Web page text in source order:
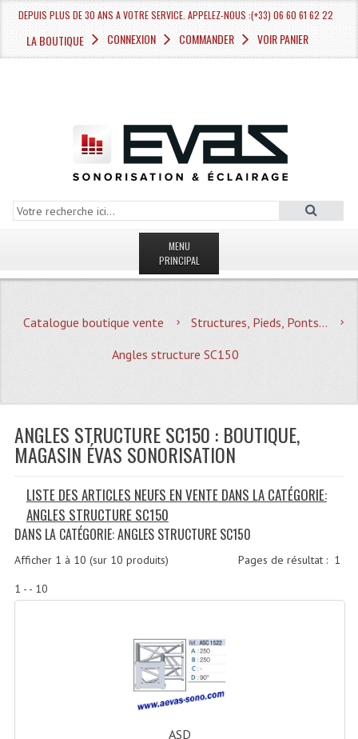
DEPUIS PLUS DE 30 ANS A VOTRE SERVICE. APPELEZ-NOUS :(+33) 06 60 61 62 22
LA BOUTIQUE CONNEXION COMMANDER VOIR PANIER
MENU
PRINCIPAL
MAGASIN
Quoi De Neuf?
Plan Acces, Horaires.
Location De Matériel
Le Matériel D´occasion
Recherche Avancée
Recevoir Nos Promotions
Sonorisation
Accessoires Pieds Cellules Diamants
Catalogue boutique vente
Structures, Pieds, Ponts...
Angles structure SC150
ANGLES STRUCTURE SC150 : BOUTIQUE,
MAGASIN ÉVAS SONORISATION
LISTE DES ARTICLES NEUFS EN VENTE DANS LA CATÉGORIE:
ANGLES STRUCTURE SC150
DANS LA CATÉGORIE: ANGLES STRUCTURE SC150
Pages de résultat : 1
Afficher 1 à 10 (sur 10 produits)
1 - - 10
ASD